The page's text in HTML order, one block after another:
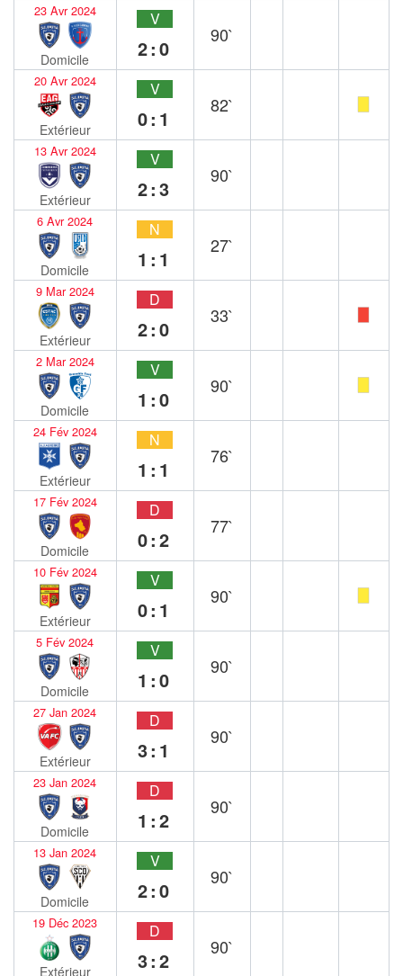
23 Avr 2024
Domicile
V
2:0
90`
20 Avr 2024
Extérieur
V
0:1
82`
13 Avr 2024
Extérieur
V
2:3
90`
6 Avr 2024
Domicile
N
1:1
27`
9 Mar 2024
Extérieur
D
2:0
33`
2 Mar 2024
Domicile
V
1:0
90`
24 Fév 2024
Extérieur
N
1:1
76`
17 Fév 2024
Domicile
D
0:2
77`
10 Fév 2024
Extérieur
V
0:1
90`
5 Fév 2024
Domicile
V
1:0
90`
27 Jan 2024
Extérieur
D
3:1
90`
23 Jan 2024
Domicile
D
1:2
90`
13 Jan 2024
Domicile
V
2:0
90`
19 Déc 2023
Extérieur
D
3:2
90`